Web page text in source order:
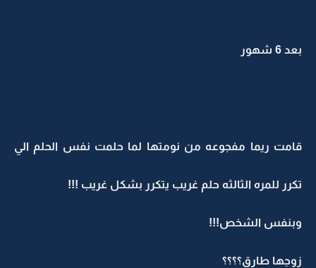
بعد 6 شهور
قامت ريما مفجوعه من نومتها لما حلمت نفس الحلم الي
تكرر للمره الثالثه حلم غريب يتكرر بشكل غريب !!!
وبنفس الشخص!!!
زوجها طارق؟؟؟؟